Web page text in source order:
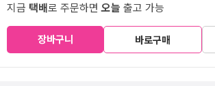
지금 택배로 주문하면오늘 출고 가능
장바구니 바로구매